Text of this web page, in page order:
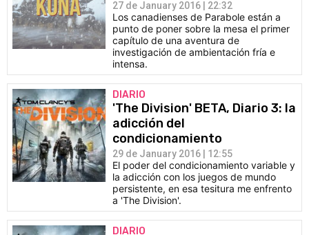
27 de January 2016 | 22:32
Los canadienses de Parabole están a
punto de poner sobre la mesa el primer
capítulo de una aventura de
investigación de ambientación fría e
intensa.
DIARIO
'The Division' BETA, Diario 3: la
adicción del
condicionamiento
29 de January 2016 | 12:55
El poder del condicionamiento variable y
la adicción con los juegos de mundo
persistente, en esa tesitura me enfrento
a 'The Division'.
DIARIO